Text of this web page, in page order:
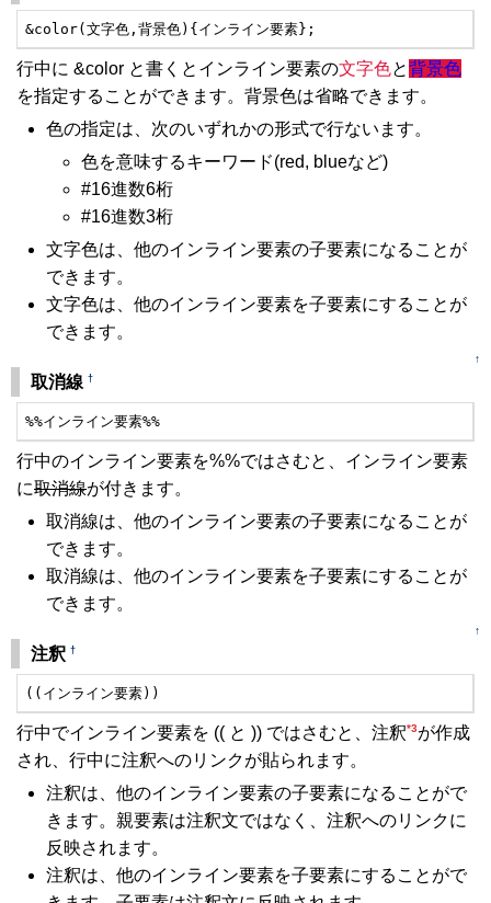
&color(文字色,背景色){インライン要素};
行中に &color と書くとインライン要素の文字色と背景色
を指定することができます。背景色は省略できます。
色の指定は、次のいずれかの形式で行ないます。
色を意味するキーワード(red, blueなど)
#16進数6桁
#16進数3桁
文字色は、他のインライン要素の子要素になることが
できます。
文字色は、他のインライン要素を子要素にすることが
できます。
↑
取消線 †
%%インライン要素%%
行中のインライン要素を%%ではさむと、インライン要素
に取消線が付きます。
取消線は、他のインライン要素の子要素になることが
できます。
取消線は、他のインライン要素を子要素にすることが
できます。
↑
注釈 †
((インライン要素))
行中でインライン要素を (( と )) ではさむと、注釈*3が作成
され、行中に注釈へのリンクが貼られます。
注釈は、他のインライン要素の子要素になることがで
きます。親要素は注釈文ではなく、注釈へのリンクに
反映されます。
注釈は、他のインライン要素を子要素にすることがで